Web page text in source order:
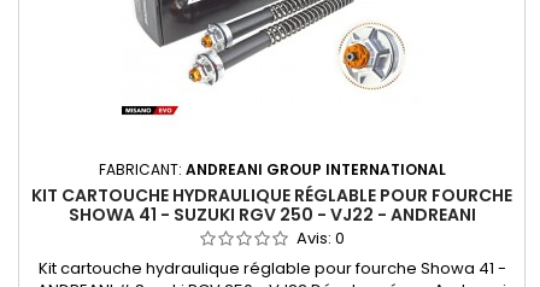
FABRICANT: ANDREANI GROUP INTERNATIONAL
KIT CARTOUCHE HYDRAULIQUE RÉGLABLE POUR FOURCHE
SHOWA 41 - SUZUKI RGV 250 - VJ22 - ANDREANI
Avis: 0
Kit cartouche hydraulique réglable pour fourche Showa 41 -